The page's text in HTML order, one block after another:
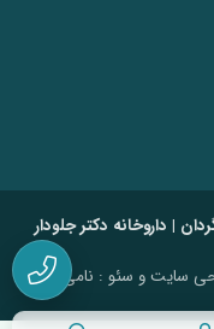
| داروخانه دکتر جلودار
سایت و سئو : نامی‌نکست